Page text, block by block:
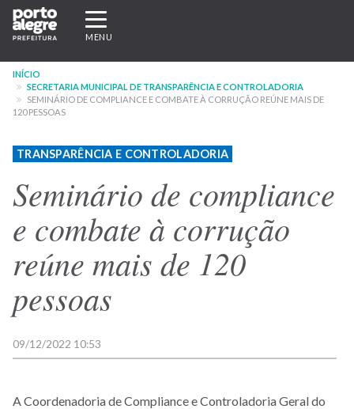
Pular
para
conteúdo
principal
Expandir/recolher
navegação
MENU
INÍCIO
SECRETARIA MUNICIPAL DE TRANSPARÊNCIA E CONTROLADORIA
SEMINÁRIO DE COMPLIANCE E COMBATE À CORRUÇÃO REÚNE MAIS DE
120 PESSOAS
TRANSPARÊNCIA E CONTROLADORIA
Seminário de compliance
e combate à corrução
reúne mais de 120
pessoas
09/12/2022 10:53
A Coordenadoria de Compliance e Controladoria Geral do